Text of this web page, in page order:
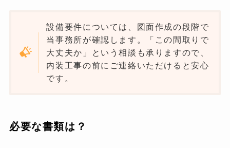
設備要件については、図面作成の段階で
当事務所が確認します。「この間取りで
大丈夫か」という相談も承りますので、
内装工事の前にご連絡いただけると安心
です。
必要な書類は？